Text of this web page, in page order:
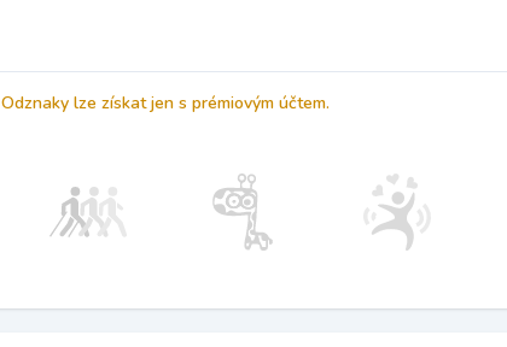
Odznaky lze získat jen s prémiovým účtem.